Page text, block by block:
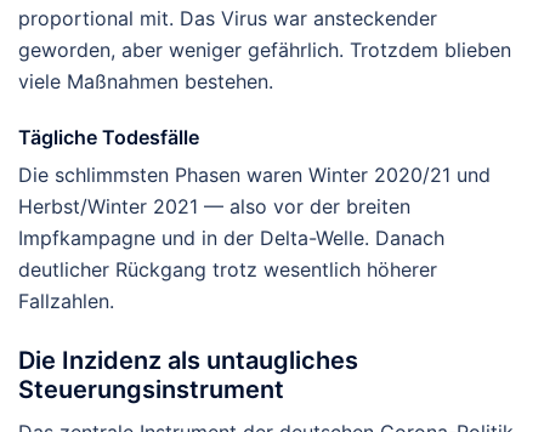
proportional mit. Das Virus war ansteckender
geworden, aber weniger gefährlich. Trotzdem blieben
viele Maßnahmen bestehen.
Tägliche Todesfälle
Die schlimmsten Phasen waren Winter 2020/21 und
Herbst/Winter 2021 — also vor der breiten
Impfkampagne und in der Delta-Welle. Danach
deutlicher Rückgang trotz wesentlich höherer
Fallzahlen.
Die Inzidenz als untaugliches
Steuerungsinstrument